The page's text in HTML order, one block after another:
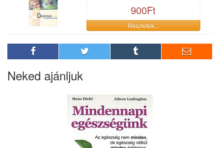
900Ft
Részletek...
Neked ajánljuk